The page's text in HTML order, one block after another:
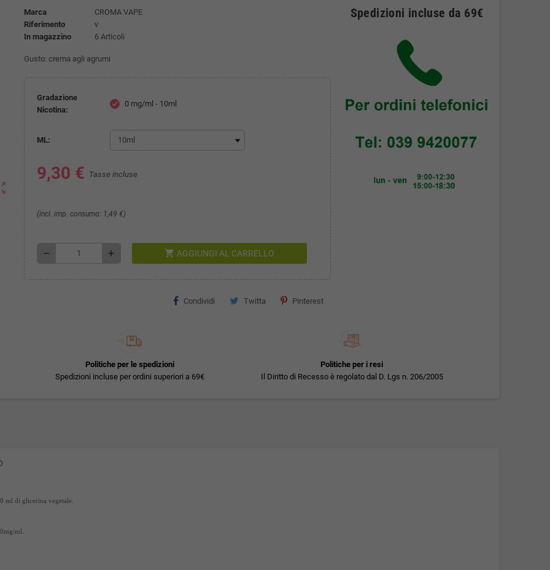
Marca
CROMA VAPE
Riferimento
v
In magazzino
6 Articoli
Gusto: crema agli agrumi
Gradazione
Nicotina:
check 0 mg/ml - 10ml
ML:
9,30 € Tasse incluse
(incl. imp. consumo: 1,49 €)
remove add shopping_cart AGGIUNGI AL CARRELLO
Condividi Twitta Pinterest
Spedizioni incluse da 69€
Politiche per le spedizioni
Spedizioni incluse per ordini superiori a 69€
Politiche per i resi
Il Diritto di Recesso è regolato dal D. Lgs n. 206/2005
ml di glicerina vegetale.
ml.